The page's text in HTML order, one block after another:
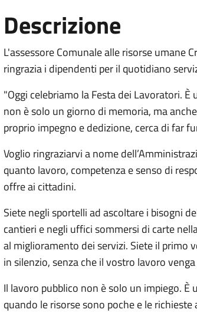
Descrizione
L'assessore Comunale alle risorse umane
ringrazia i dipendenti per il quotidiano
"Oggi celebriamo la Festa dei Lavoratori.
non è solo un giorno di memoria, ma
proprio impegno e dedizione, cerca di far
Voglio ringraziarvi a nome
quanto lavoro, competenza e senso di
offre ai cittadini.
Siete negli sportelli ad ascoltare i bisogni
cantieri e negli uffici sommersi di carte
al miglioramento dei servizi. Siete il primo
in silenzio, senza che il vostro lavoro
Il lavoro pubblico non è solo un impiego.
quando le risorse sono poche e le